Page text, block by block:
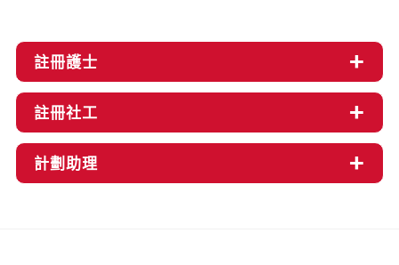
註冊護士
註冊社工
計劃助理